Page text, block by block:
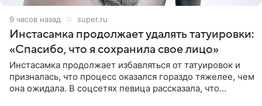
9 часов назад super.ru
Инстасамка продолжает удалять татуировки:
«Спасибо, что я сохранила свое лицо»
Инстасамка продолжает избавляться от татуировок и
призналась, что процесс оказался гораздо тяжелее, чем
она ожидала. В соцсетях певица рассказала, что